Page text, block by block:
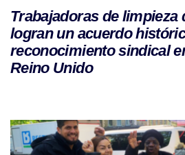
Trabajadoras de limpieza
logran un acuerdo
reconocimiento sindical
Reino Unido